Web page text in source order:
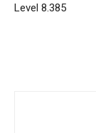
Level 8.385